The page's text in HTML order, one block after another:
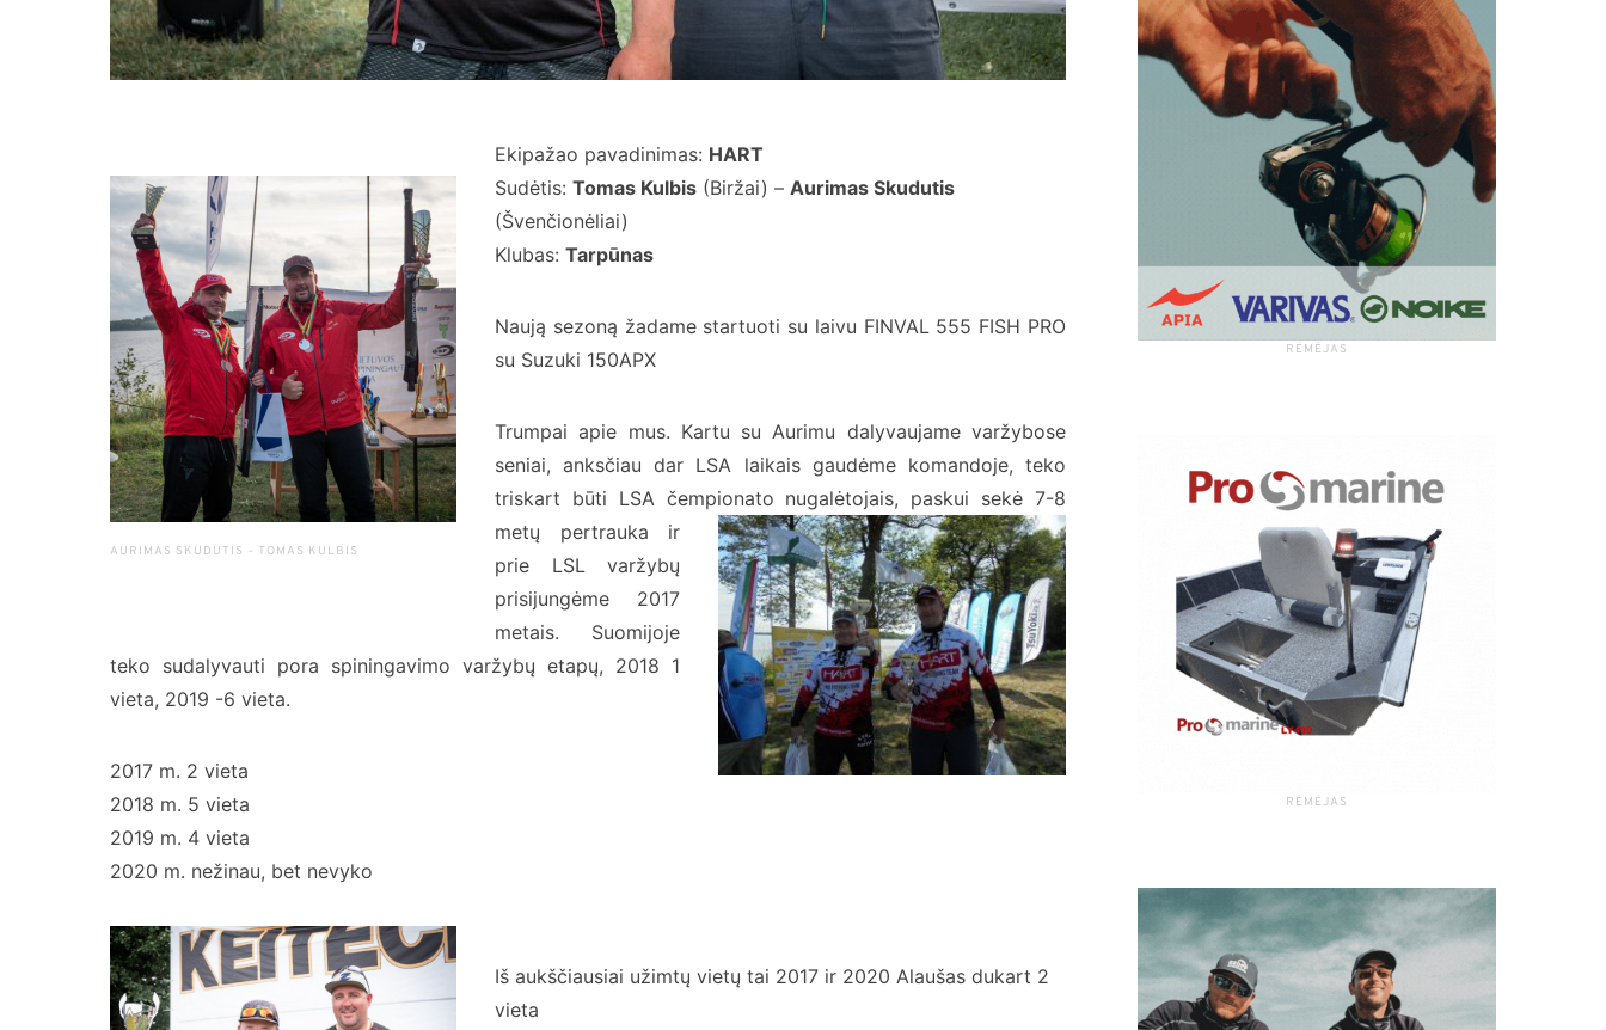
AURIMAS SKUDUTIS – TOMAS KULBIS
Ekipažao pavadinimas: HART
Sudėtis: Tomas Kulbis (Biržai) – Aurimas Skudutis
(Švenčionėliai)
Klubas: Tarpūnas
Naują sezoną žadame startuoti su laivu FINVAL 555 FISH PRO
su Suzuki 150APX
Trumpai apie mus. Kartu su Aurimu dalyvaujame varžybose
seniai, anksčiau dar LSA laikais gaudėme komandoje, teko
triskart būti LSA čempionato nugalėtojais, paskui sekė 7-8
metų pertrauka ir
prie LSL varžybų
prisijungėme 2017
metais. Suomijoje
teko sudalyvauti pora spiningavimo varžybų etapų, 2018 1
vieta, 2019 -6 vieta.
2017 m. 2 vieta
2018 m. 5 vieta
2019 m. 4 vieta
2020 m. nežinau, bet nevyko
Iš aukščiausiai užimtų vietų tai 2017 ir 2020 Alaušas dukart 2
vieta
RĖMĖJAS
RĖMĖJAS